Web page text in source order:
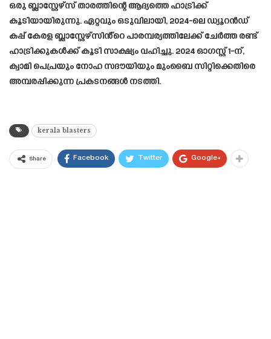
ഒരു ബ്ലാസ്റ്റേഴ്‌സ് താരത്തിന്റെ ആദ്യത്തെ ഹാട്രിക്ക്
കൂടിയായിരുന്നു. ഏറ്റവും ഒടുവിലായി, 2024-ലെ ഡ്യൂറൻഡ്
കപ്പ് കേരള ബ്ലാസ്റ്റേഴ്സിൻ്റെ പാരമ്പര്യത്തിലേക്ക് ചേർത്ത രണ്ട്
ഹാട്രിക്കുകൾക്ക് കൂടി സാക്ഷ്യം വഹിച്ചു. 2024 ഓഗസ്റ്റ് 1-ന്,
ക്വാമി പെപ്രയും നോഹ സദൗയിയും മുംബൈ സിറ്റിക്കെതിരെ
അമ്പരപ്പിക്കുന്ന പ്രകടനങ്ങൾ നടത്തി.
kerala blasters
Share Facebook Twitter Google+